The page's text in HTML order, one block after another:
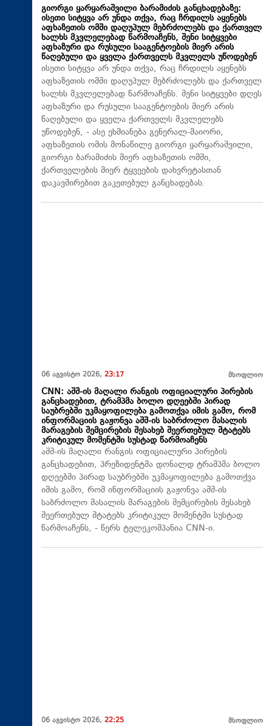
გიორგი ყარყარაშვილი ბარამიძის განცხადებაზე:
ისეთი სიტყვა არ უნდა თქვა, რაც ჩრდილს აყენებს
აფხაზეთის ომში დაღუპულ მებრძოლებს და ქართველ
ხალხს მკვლელებად წარმოაჩენს, შენი სიტყვები
აფხაზური და რუსული სააგენტოების მიერ არის
წაღებული და ყველა ქართველს მკვლელს უწოდებენ
ისეთი სიტყვა არ უნდა თქვა, რაც ჩრდილს აყენებს
აფხაზეთის ომში დაღუპულ მებრძოლებს და ქართველ
ხალხს მკვლელებად წარმოაჩენს. შენი სიტყვები დღეს
აფხაზური და რუსული სააგენტოების მიერ არის
წაღებული და ყველა ქართველს მკვლელებს
უწოდებენ, - ასე ეხმიანება გენერალ-მაიორი,
აფხაზეთის ომის მონაწილე გიორგი ყარყარაშვილი,
გიორგი ბარამიძის მიერ აფხაზეთის ომში,
ქართველების მიერ ტყვეების დახვრეტასთან
დაკავშირებით გაკეთებულ განცხადებას.
06 აგვისტო 2026, 23:17 მსოფლიო
CNN: აშშ-ის მაღალი რანგის ოფიციალური პირების
განცხადებით, ტრამპმა ბოლო დღეებში პირად
საუბრებში უკმაყოფილება გამოთქვა იმის გამო, რომ
ინფორმაციის გაჟონვა აშშ-ის საბრძოლო მასალის
მარაგების შემცირების შესახებ შეერთებულ შტატებს
კრიტიკულ მომენტში სუსტად წარმოაჩენს
აშშ-ის მაღალი რანგის ოფიციალური პირების
განცხადებით, პრეზიდენტმა დონალდ ტრამპმა ბოლო
დღეებში პირად საუბრებში უკმაყოფილება გამოთქვა
იმის გამო, რომ ინფორმაციის გაჟონვა აშშ-ის
საბრძოლო მასალის მარაგების შემცირების შესახებ
შეერთებულ შტატებს კრიტიკულ მომენტში სუსტად
წარმოაჩენს, - წერს ტელეკომპანია CNN-ი.
06 აგვისტო 2026, 22:25 მსოფლიო